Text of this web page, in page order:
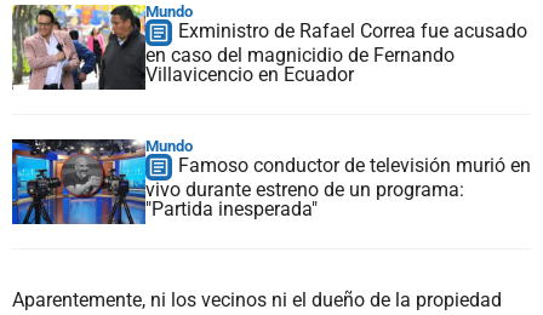
Mundo
Exministro de Rafael Correa fue acusado
en caso del magnicidio de Fernando
Villavicencio en Ecuador
Mundo
Famoso conductor de televisión murió en
vivo durante estreno de un programa:
"Partida inesperada"
Aparentemente, ni los vecinos ni el dueño de la propiedad